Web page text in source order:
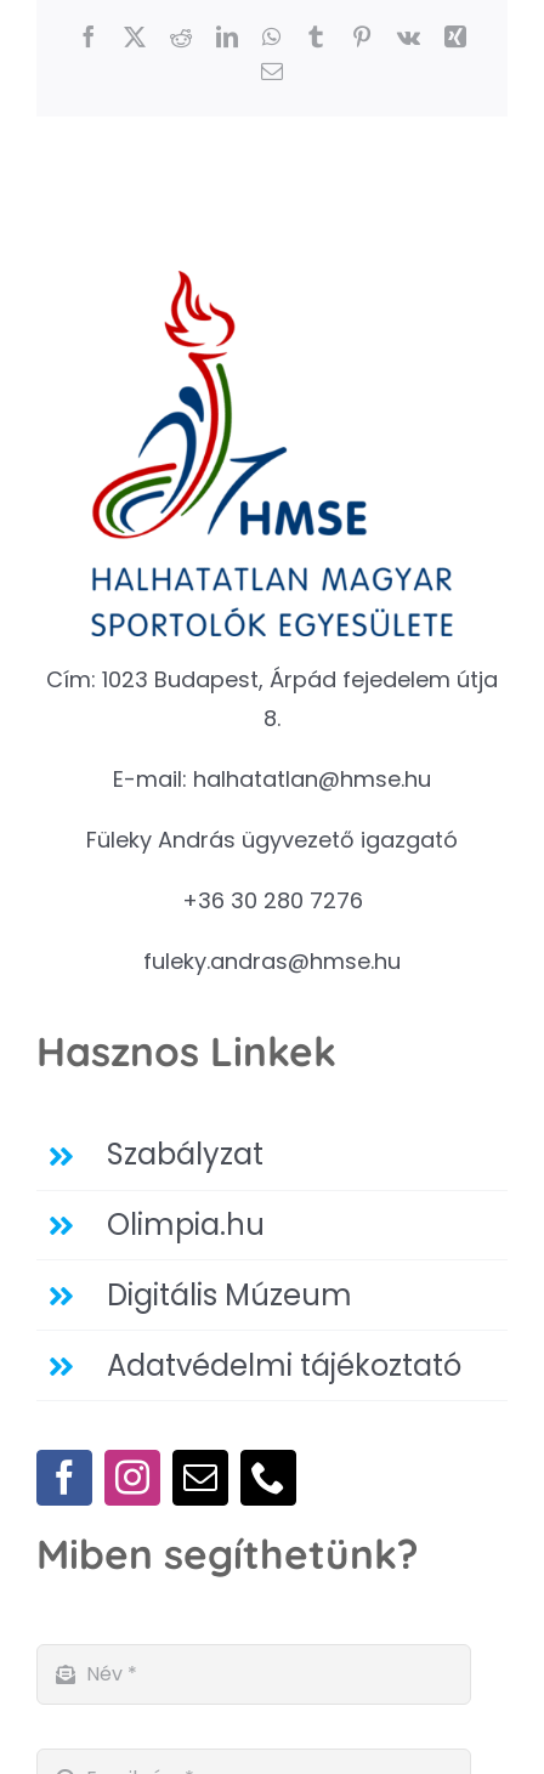
Facebook RedditLinkedInWhatsApp
TumblrPinterest
Vk
Xing
Email
Cím: 1023 Budapest, Árpád fejedelem útja
8.
E-mail: halhatatlan@hmse.hu
Füleky András ügyvezető igazgató
+36 30 280 7276
fuleky.andras@hmse.hu
Hasznos Linkek
Szabályzat
Olimpia.hu
Digitális Múzeum
Adatvédelmi tájékoztató
Miben segíthetünk?